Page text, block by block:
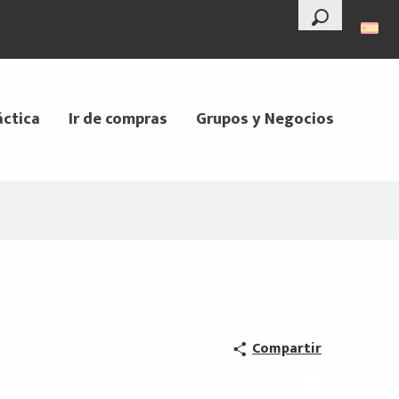
--°
Buscar
Ir de compras Grupos y Negocios
Compartir